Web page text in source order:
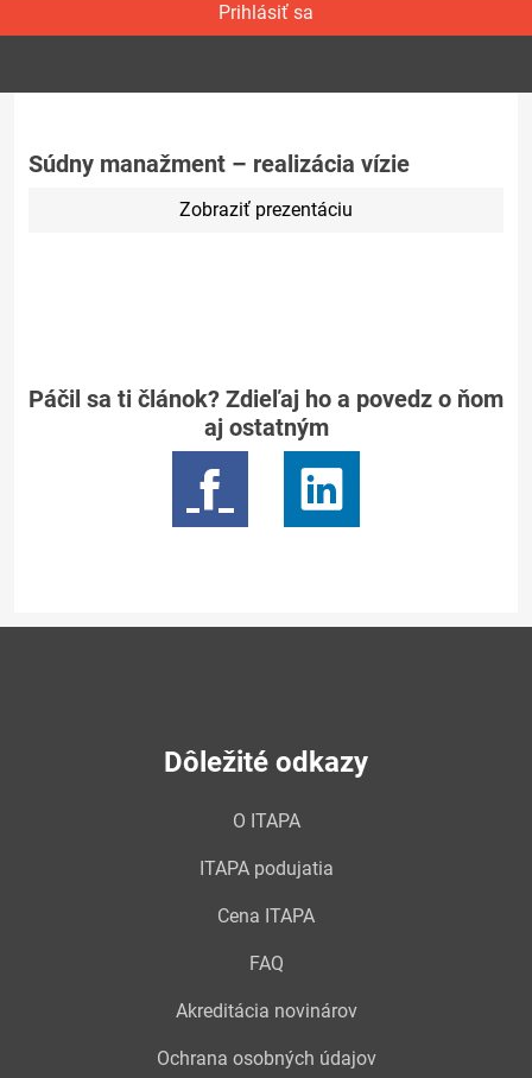
Prihlásiť sa
Súdny manažment – realizácia vízie
Zobraziť prezentáciu
Páčil sa ti článok? Zdieľaj ho a povedz o ňom
aj ostatným
Dôležité odkazy
O ITAPA
ITAPA podujatia
Cena ITAPA
FAQ
Akreditácia novinárov
Ochrana osobných údajov